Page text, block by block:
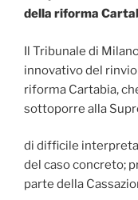
della riforma
Il Tribunale di
innovativo del
riforma Cartabia,
sottoporre alla
di difficile
del caso concreto;
parte della